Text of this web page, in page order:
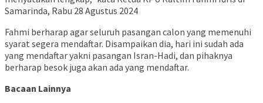
Samarinda, Rabu 28 Agustus 2024
Fahmi berharap agar seluruh pasangan calon yang memenuhi
syarat segera mendaftar. Disampaikan dia, hari ini sudah ada
yang mendaftar yakni pasangan Isran-Hadi, dan pihaknya
berharap besok juga akan ada yang mendaftar.
Bacaan Lainnya